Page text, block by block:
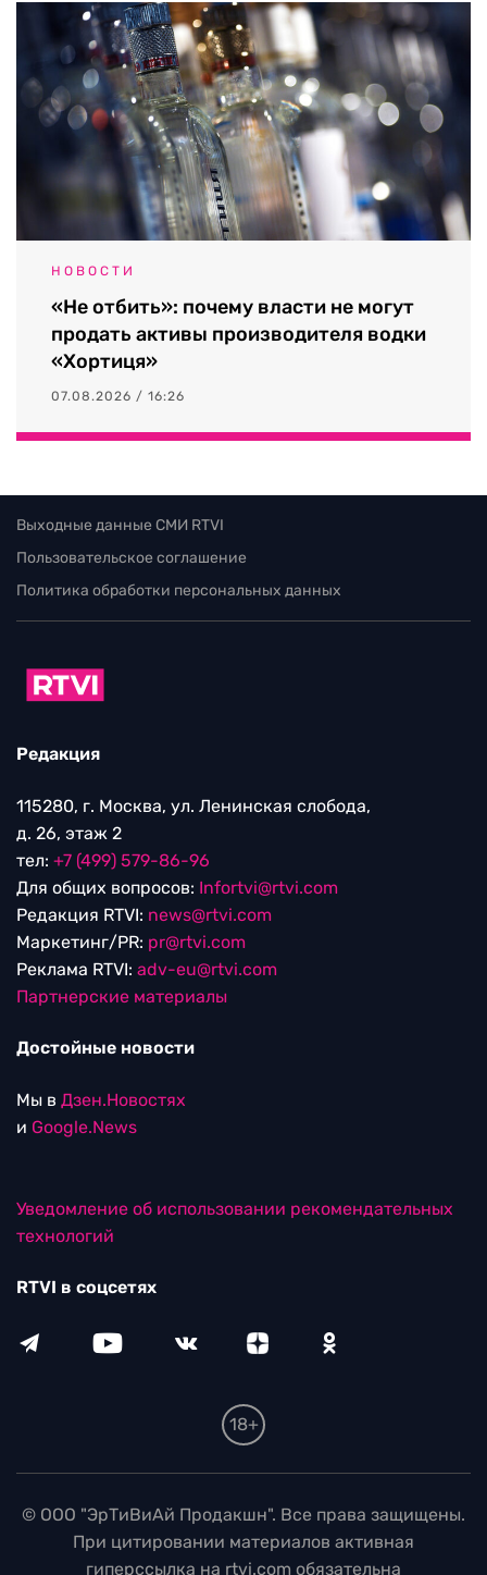
НОВОСТИ
«Не отбить»: почему власти не могут
продать активы производителя водки
«Хортиця»
07.08.2026 / 16:26
Выходные данные СМИ RTVI
Пользовательское соглашение
Политика обработки персональных данных
Редакция
115280, г. Москва, ул. Ленинская слобода,
д. 26, этаж 2
тел: +7 (499) 579-86-96
Для общих вопросов: Infortvi@rtvi.com
Редакция RTVI: news@rtvi.com
Маркетинг/PR: pr@rtvi.com
Реклама RTVI: adv-eu@rtvi.com
Партнерские материалы
Достойные новости
Мы в Дзен.Новостях
и Google.News
Уведомление об использовании рекомендательных
технологий
RTVI в соцсетях
18+
© ООО "ЭрТиВиАй Продакшн". Все права защищены.
При цитировании материалов активная
гиперссылка на rtvi.com обязательна